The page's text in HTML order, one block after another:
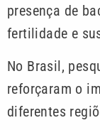
presença de
fertilidade e
No Brasil,
reforçaram o
diferentes